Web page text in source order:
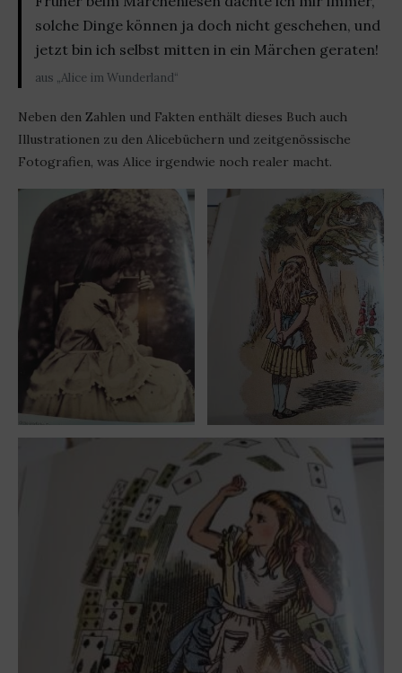
solche Dinge können ja doch nicht geschehen, und
jetzt bin ich selbst mitten in ein Märchen geraten!
aus „Alice im Wunderland“
Neben den Zahlen und Fakten enthält dieses Buch auch
Illustrationen zu den Alicebüchern und zeitgenössische
Fotografien, was Alice irgendwie noch realer macht.